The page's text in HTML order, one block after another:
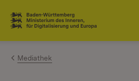
Zum Inhalt springen
Link zur Startseite
Mediathek